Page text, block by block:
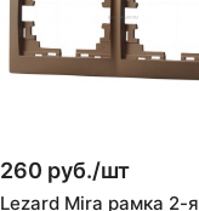
260 руб./шт
Lezard Mira рамка 2-я